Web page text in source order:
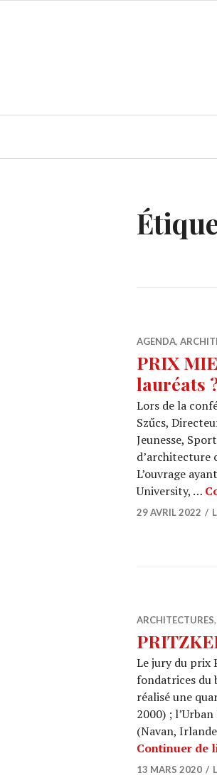
AGENDA,
PRIX
lauréats
Lors de la
Szűcs,
Jeunesse,
d’architecture
L’ouvrage
University, …
29 AVRIL 2022
ARCHITECTURES,
Le jury du prix
fondatrices du
réalisé une
2000) ;
(Navan,
Continuer de
13 MARS 2020